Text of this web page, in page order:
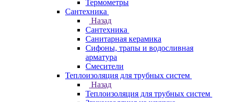
Термометры
Сантехника
Назад
Сантехника
Санитарная керамика
Сифоны, трапы и водосливная
арматура
Смесители
Теплоизоляция для трубных систем
Назад
Теплоизоляция для трубных систем